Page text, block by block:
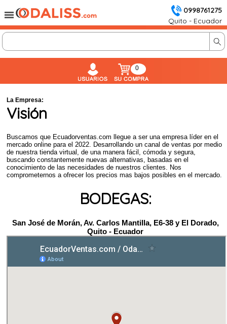
0998761275
Quito - Ecuador
0
La Empresa:
Visión
Buscamos que Ecuadorventas.com llegue a ser una empresa líder en el
mercado online para el 2022. Desarrollando un canal de ventas por medio
de nuestra tienda virtual, de una manera fácil, cómoda y segura,
buscando constantemente nuevas alternativas, basadas en el
conocimiento de las necesidades de nuestros clientes. Nos
comprometernos a ofrecer los precios mas bajos posibles en el mercado.
BODEGAS:
San José de Morán, Av. Carlos Mantilla, E6-38 y El Dorado,
Quito - Ecuador